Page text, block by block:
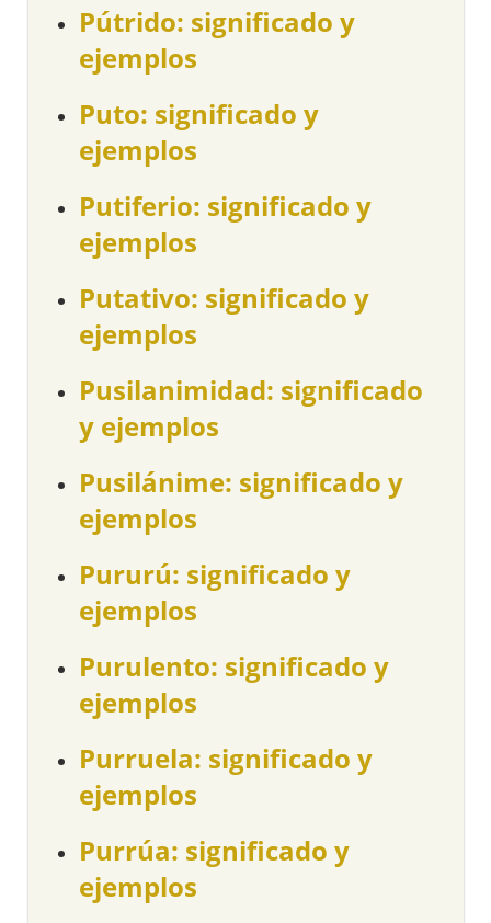
Pútrido: significado y
ejemplos
Puto: significado y
ejemplos
Putiferio: significado y
ejemplos
Putativo: significado y
ejemplos
Pusilanimidad: significado
y ejemplos
Pusilánime: significado y
ejemplos
Pururú: significado y
ejemplos
Purulento: significado y
ejemplos
Purruela: significado y
ejemplos
Purrúa: significado y
ejemplos